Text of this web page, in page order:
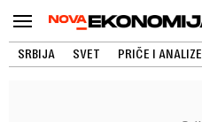
SRBIJA SVET PRIČE I ANALIZE